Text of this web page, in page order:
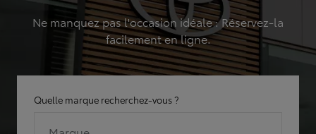
Ne manquez pas l'occasion idéale : Réservez-la
facilement en ligne.
Quelle marque recherchez-vous ?